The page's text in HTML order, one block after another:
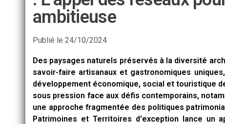
ambitieuse
Publié le 24/10/2024
Des paysages naturels préservés à la diversité
savoir-faire artisanaux et gastronomiques
développement économique, social et touristique
sous pression face aux défis contemporains,
une approche fragmentée des politiques
Patrimoines et Territoires d'exception lance un